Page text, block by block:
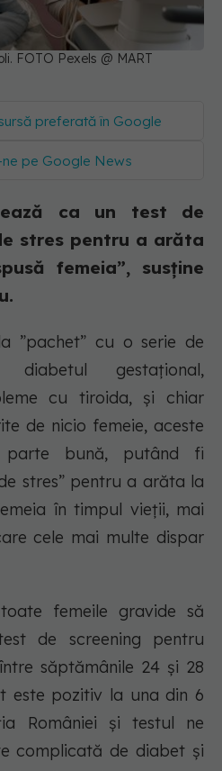
FOTO Pexels @ MART
preferată în Google
ne pe Google News
ca un test de
stres pentru a arăta
femeia”, susține
”pachet” cu o serie de
diabetul gestațional,
cu tiroida, și chiar
de nicio femeie, aceste
bună, putând fi
stres” pentru a arăta la
în timpul vieții, mai
cele mai multe dispar
femeile gravide să
de screening pentru
săptămânile 24 și 28
este pozitiv la una din 6
României și testul ne
complicată de diabet și